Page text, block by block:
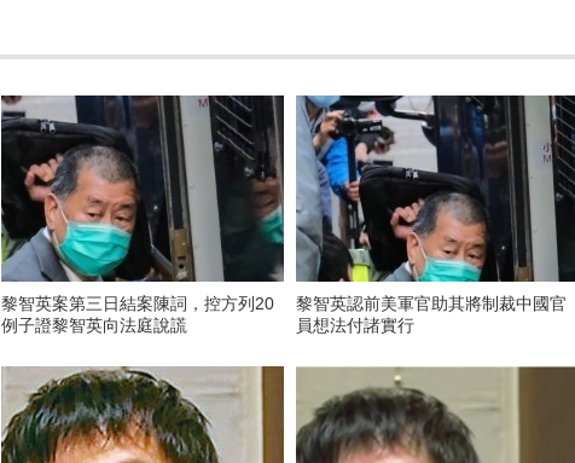
黎智英案第三日結案陳詞，控方列20
例子證黎智英向法庭說謊
黎智英認前美軍官助其將制裁中國官
員想法付諸實行